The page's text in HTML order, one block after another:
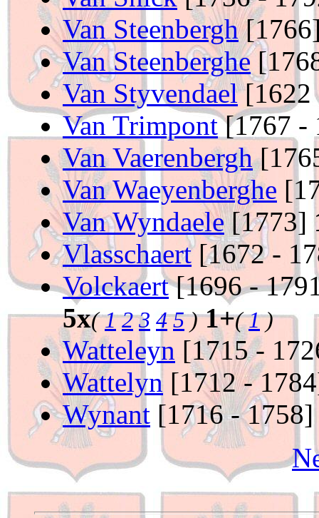
Van Steenbergh
Van Steenberghe
Van Styvendael[1622
Van Trimpont[1767 -
Van Vaerenbergh
Van Waeyenberghe
Van Wyndaele[1773]
Vlasschaert[1672 -
Volckaert[1696 -
5x(1 2 3 4 5) 1+(1)
Watteleyn [1715 -
Wattelyn [1712 -
Wynant [1716 -